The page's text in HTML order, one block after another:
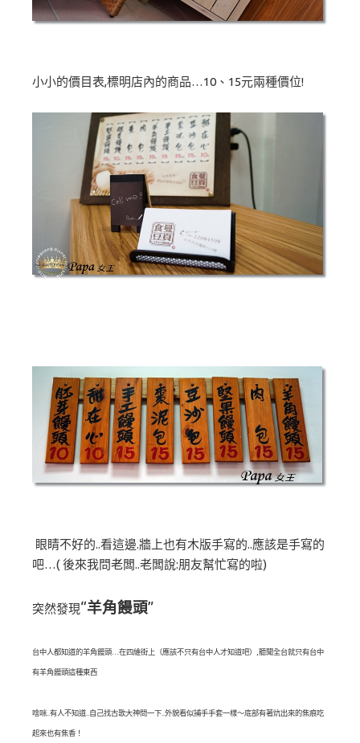
小小的價目表,標明店內的商品…10、15元兩種價位!
眼睛不好的..看這邊.牆上也有木版手寫的..應該是手寫的
吧…( 後來我問老闆..老闆說:朋友幫忙寫的啦)
突然發現“羊角饅頭”
台中人都知道的羊角饅頭…在四維街上（應該不只有台中人才知道吧）,聽聞全台就只有台中
有羊角饅頭這種東西
啥咪..有人不知道..自己找古歌大神問一下..外貌看似捕手手套一樣～底部有著炕出來的焦痕吃
起來也有焦香！